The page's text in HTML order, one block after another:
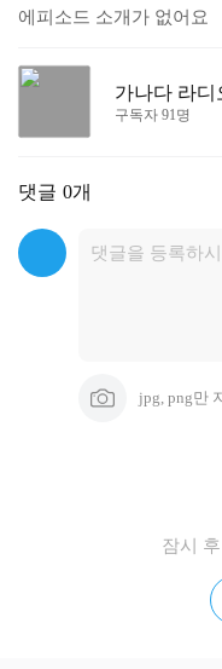
에피소드 소개가 없어요
가나다 라디
구독자 91명
댓글 0개
jpg, png만
잠시